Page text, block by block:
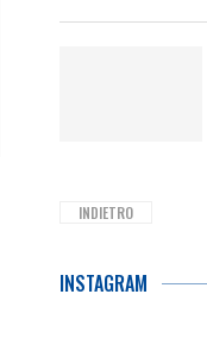
INDIETRO
INSTAGRAM